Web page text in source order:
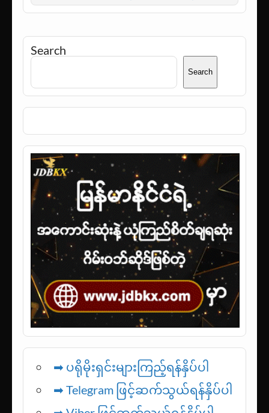
Search
Search
➡ ပရိုမိုးရှင်းများကြည့်ရန်နှိပ်ပါ
➡ Telegram ဖြင့်ဆက်သွယ်ရန်နှိပ်ပါ